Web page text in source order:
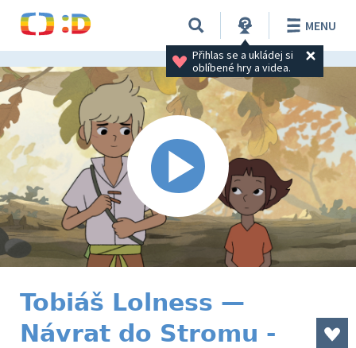
Přihlas se a ukládej si
oblíbené hry a videa.
MENU
Tobiáš Lolness —
Návrat do Stromu -